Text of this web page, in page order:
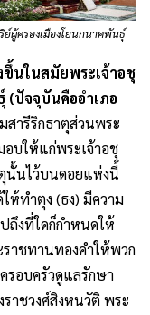
ผู้ครองเมืองโยนกนาคพันธุ์
นในสมัยพระเจ้าอชุ
(ปัจจุบันคืออำเภอ
ารีริกธาตุส่วนพระ
อบให้แก่พระเจ้าอชุ
ตุนั้นไว้บนดอยแห่งนี้
ห้ทำตุง (ธง) มีความ
ถึงที่ใดก็กำหนดให้
าชทานทองคำให้พวก
รอบครัวดูแลรักษา
าชวงศ์สิงหนวัติ พระ